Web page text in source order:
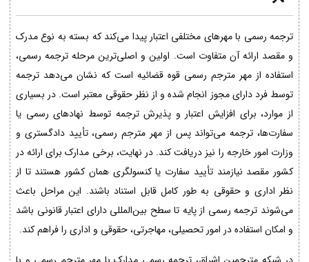
ترجمه رسمی با مهرهای مختلفی اعتبار پیدا می‌کند که بسته به نوع مدرک
و مقصد ارائه آن متفاوت است. اولین و اصلی‌ترین مرحله ترجمه رسمی،
استفاده از مهر مترجم رسمی قوه قضائیه است که نشان می‌دهد ترجمه
توسط فرد دارای مجوز انجام شده و از نظر حقوقی معتبر است. در بسیاری
از موارد، برای افزایش اعتبار و پذیرش ترجمه توسط نهادهای رسمی یا
سفارت‌ها، ترجمه می‌تواند پس از مهر مترجم رسمی، تأیید دادگستری و
وزارت امور خارجه را نیز دریافت کند. در نهایت، برخی مدارک برای ارائه در
کشور مقصد نیازمند تأیید سفارت یا کنسولگری همان کشور هستند تا از
نظر اداری و حقوقی به طور کامل قابل استناد باشند. این مراحل باعث
می‌شوند ترجمه رسمی از پایه تا سطح بین‌المللی دارای اعتبار قانونی باشد
و امکان استفاده در امور تحصیلی، مهاجرتی، حقوقی و اداری را فراهم کند.